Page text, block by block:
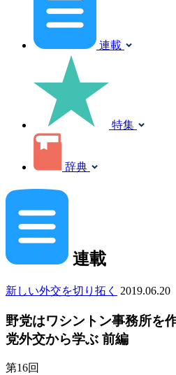
連載
特集
辞典
連載
新しい外交を切り拓く 2019.06.20
野党はワシントン事務所を
党外交から学ぶ 前編
第16回